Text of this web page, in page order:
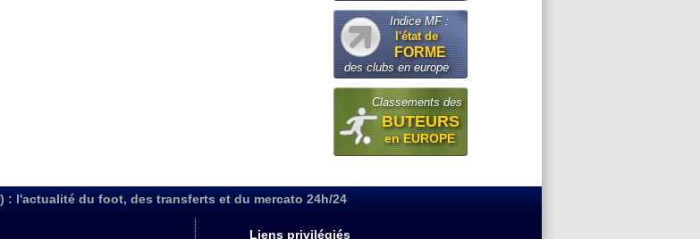
Indice MF :
l'état de
FORME
des clubs en europe
Classements des
BUTEURS
en EUROPE
: l'actualité du foot, des transferts et du mercato 24h/24
Liens privilégiés